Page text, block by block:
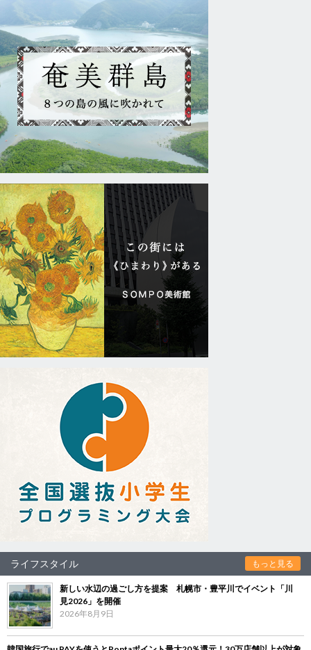
ライフスタイル もっと見る
新しい水辺の過ごし方を提案 札幌市・豊平川でイベント「川
見2026」を開催
2026年8月9日